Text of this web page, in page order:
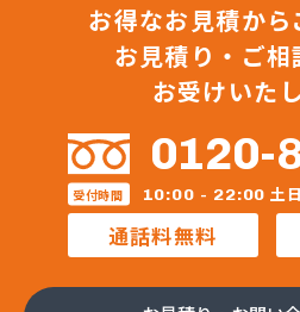
(株)むらやま
(株)モチヅキ
(株)ヤマイチ
(株)ヨコヤマ
(株)リビック相模原
(株)リビングタナカ
(株)レインボー 横浜営業所
(株)レインボー 川崎営業所
(株)安田物産 燃料部
(株)奥村商会 横浜営業所
お得なお見積から
お見積り・ご相
お受けいた
0120-
受付時間 10:00 - 22:00 土
通話料無料